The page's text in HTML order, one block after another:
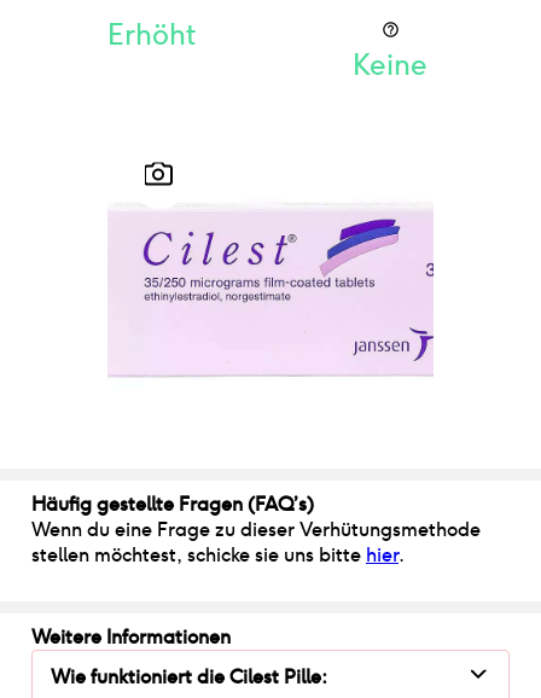
Erhöht
Keine
Häufig gestellte Fragen (FAQ’s)
Wenn du eine Frage zu dieser Verhütungsmethode
stellen möchtest, schicke sie uns bitte hier.
Weitere Informationen
Wie funktioniertdieCilest Pille: